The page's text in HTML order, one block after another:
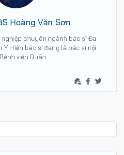
Hoàng Văn Sơn
nghiệp chuyên ngành bác sĩ Đa
Y. Hiện bác sĩ đang là bác sĩ nội
viện Quân…